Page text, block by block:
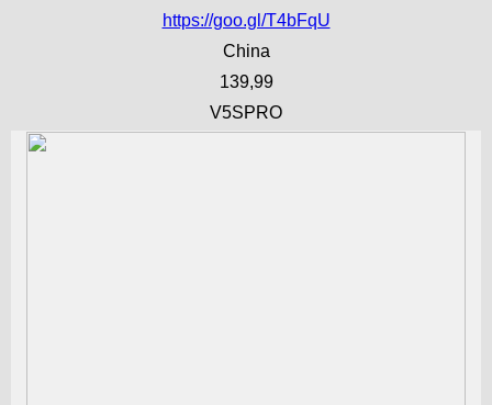
https://goo.gl/T4bFqU
China
139,99
V5SPRO